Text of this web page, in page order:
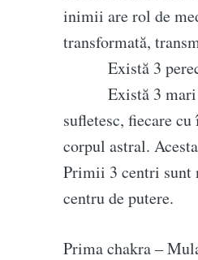
inimii are rol de
transformată,
Există 3 perechi
Există 3 mari
sufletesc, fiecare
corpul astral.
Primii 3 centri sunt
centru de putere.
Prima chakra –
Stay up to